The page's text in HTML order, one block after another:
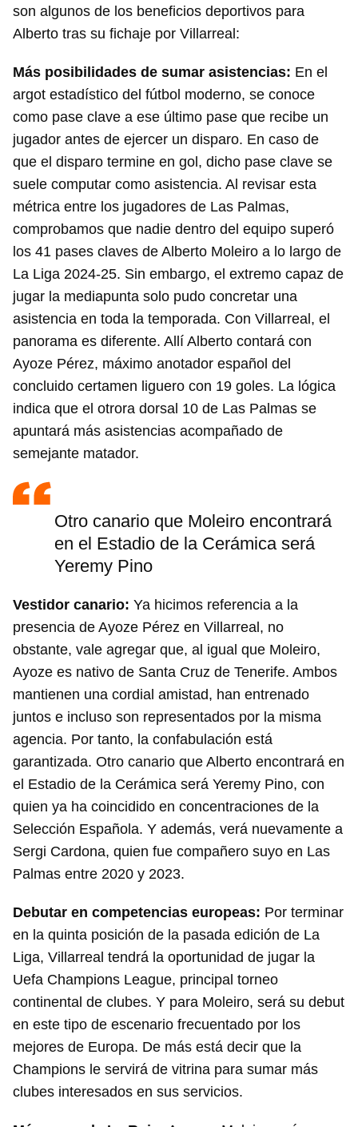
son algunos de los beneficios deportivos para
Alberto tras su fichaje por Villarreal:
Más posibilidades de sumar asistencias: En el
argot estadístico del fútbol moderno, se conoce
como pase clave a ese último pase que recibe un
jugador antes de ejercer un disparo. En caso de
que el disparo termine en gol, dicho pase clave se
suele computar como asistencia. Al revisar esta
métrica entre los jugadores de Las Palmas,
comprobamos que nadie dentro del equipo superó
los 41 pases claves de Alberto Moleiro a lo largo de
La Liga 2024-25. Sin embargo, el extremo capaz de
jugar la mediapunta solo pudo concretar una
asistencia en toda la temporada. Con Villarreal, el
panorama es diferente. Allí Alberto contará con
Ayoze Pérez, máximo anotador español del
concluido certamen liguero con 19 goles. La lógica
indica que el otrora dorsal 10 de Las Palmas se
apuntará más asistencias acompañado de
semejante matador.
Otro canario que Moleiro encontrará
en el Estadio de la Cerámica será
Yeremy Pino
Vestidor canario: Ya hicimos referencia a la
presencia de Ayoze Pérez en Villarreal, no
obstante, vale agregar que, al igual que Moleiro,
Ayoze es nativo de Santa Cruz de Tenerife. Ambos
mantienen una cordial amistad, han entrenado
juntos e incluso son representados por la misma
agencia. Por tanto, la confabulación está
garantizada. Otro canario que Alberto encontrará en
el Estadio de la Cerámica será Yeremy Pino, con
quien ya ha coincidido en concentraciones de la
Selección Española. Y además, verá nuevamente a
Sergi Cardona, quien fue compañero suyo en Las
Palmas entre 2020 y 2023.
Debutar en competencias europeas: Por terminar
en la quinta posición de la pasada edición de La
Liga, Villarreal tendrá la oportunidad de jugar la
Uefa Champions League, principal torneo
continental de clubes. Y para Moleiro, será su debut
en este tipo de escenario frecuentado por los
mejores de Europa. De más está decir que la
Champions le servirá de vitrina para sumar más
clubes interesados en sus servicios.